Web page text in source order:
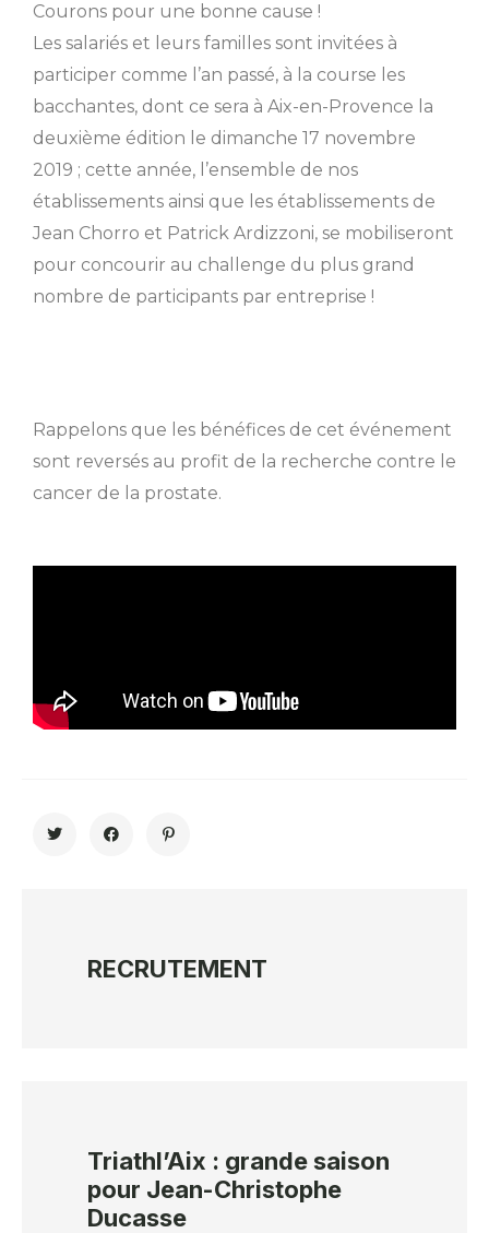
Courons pour une bonne cause !
Les salariés et leurs familles sont invitées à
participer comme l’an passé, à la course les
bacchantes, dont ce sera à Aix-en-Provence la
deuxième édition le dimanche 17 novembre
2019 ; cette année, l’ensemble de nos
établissements ainsi que les établissements de
Jean Chorro et Patrick Ardizzoni, se mobiliseront
pour concourir au challenge du plus grand
nombre de participants par entreprise !
Rappelons que les bénéfices de cet événement
sont reversés au profit de la recherche contre le
cancer de la prostate.
RECRUTEMENT
Triathl’Aix : grande saison
pour Jean-Christophe
Ducasse